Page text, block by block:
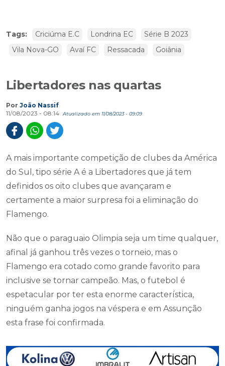
Tags: Criciúma E.C Londrina EC
Série B 2023
Vila Nova-GO
Avaí FC Ressacada Goiânia
Libertadores nas quartas
Por João Nassif
11/08/2023 - 08:14
Atualizado em 11/08/2023 - 09:09
A mais importante competição de clubes da América
do Sul, tipo série A é a Libertadores que já tem
definidos os oito clubes que avançaram e
certamente a maior surpresa foi a eliminação do
Flamengo.
Não que o paraguaio Olimpia seja um time qualquer,
afinal já ganhou três vezes o torneio, mas o
Flamengo era cotado como grande favorito para
inclusive se tornar campeão. Mas, o futebol é
espetacular por ter esta enorme característica,
ninguém ganha jogos na véspera e em Assunção
esta frase foi confirmada.